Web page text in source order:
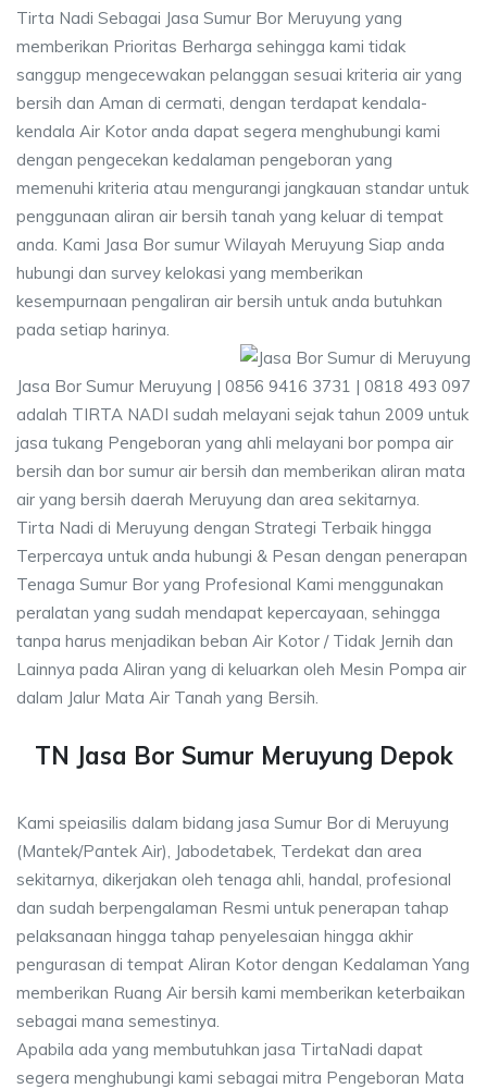
Tirta Nadi Sebagai Jasa Sumur Bor Meruyung yang
memberikan Prioritas Berharga sehingga kami tidak
sanggup mengecewakan pelanggan sesuai kriteria air yang
bersih dan Aman di cermati, dengan terdapat kendala-
kendala Air Kotor anda dapat segera menghubungi kami
dengan pengecekan kedalaman pengeboran yang
memenuhi kriteria atau mengurangi jangkauan standar untuk
penggunaan aliran air bersih tanah yang keluar di tempat
anda. Kami Jasa Bor sumur Wilayah Meruyung Siap anda
hubungi dan survey kelokasi yang memberikan
kesempurnaan pengaliran air bersih untuk anda butuhkan
pada setiap harinya.
Jasa Bor Sumur Meruyung | 0856 9416 3731 | 0818 493 097
adalah TIRTA NADI sudah melayani sejak tahun 2009 untuk
jasa tukang Pengeboran yang ahli melayani bor pompa air
bersih dan bor sumur air bersih dan memberikan aliran mata
air yang bersih daerah Meruyung dan area sekitarnya.
Tirta Nadi di Meruyung dengan Strategi Terbaik hingga
Terpercaya untuk anda hubungi & Pesan dengan penerapan
Tenaga Sumur Bor yang Profesional Kami menggunakan
peralatan yang sudah mendapat kepercayaan, sehingga
tanpa harus menjadikan beban Air Kotor / Tidak Jernih dan
Lainnya pada Aliran yang di keluarkan oleh Mesin Pompa air
dalam Jalur Mata Air Tanah yang Bersih.
TN Jasa Bor Sumur Meruyung Depok
Kami speiasilis dalam bidang jasa Sumur Bor di Meruyung
(Mantek/Pantek Air), Jabodetabek, Terdekat dan area
sekitarnya, dikerjakan oleh tenaga ahli, handal, profesional
dan sudah berpengalaman Resmi untuk penerapan tahap
pelaksanaan hingga tahap penyelesaian hingga akhir
pengurasan di tempat Aliran Kotor dengan Kedalaman Yang
memberikan Ruang Air bersih kami memberikan keterbaikan
sebagai mana semestinya.
Apabila ada yang membutuhkan jasa TirtaNadi dapat
segera menghubungi kami sebagai mitra Pengeboran Mata